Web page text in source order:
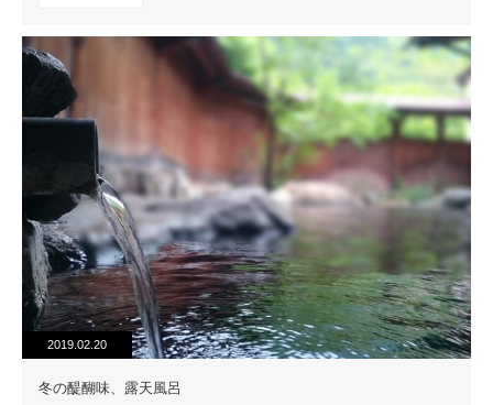
2019.02.20
冬の醍醐味、露天風呂